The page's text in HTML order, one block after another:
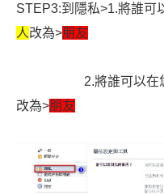
STEP3:到隱私>1.將誰可
人改為>朋友
2.將誰可以在
改為>朋友